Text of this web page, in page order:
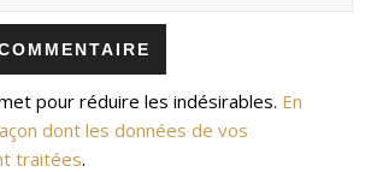
pour réduire les indésirables. En
dont les données de vos
traitées.